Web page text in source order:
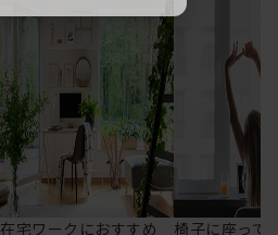
在宅ワークにおすすめ
椅子に座って